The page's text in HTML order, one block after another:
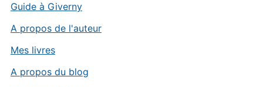
Guide à Giverny
A propos de l'auteur
Mes livres
A propos du blog